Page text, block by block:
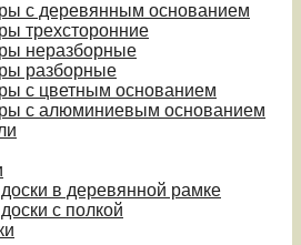
с деревянным основанием
трехсторонние
неразборные
разборные
с цветным основанием
с алюминиевым основанием
в деревянной рамке
с полкой